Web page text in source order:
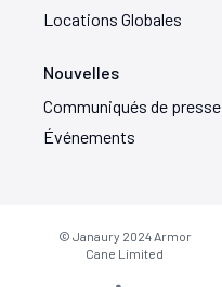
Locations Globales
Nouvelles
Communiqués de presse
Événements
© Janaury 2024 Armor
Cane Limited